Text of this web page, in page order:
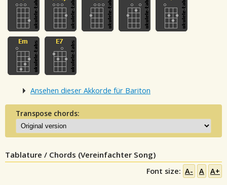
Ansehen dieser Akkorde für Bariton
Transpose chords:
Tablature / Chords (Vereinfachter Song)
Font size: A- A A+